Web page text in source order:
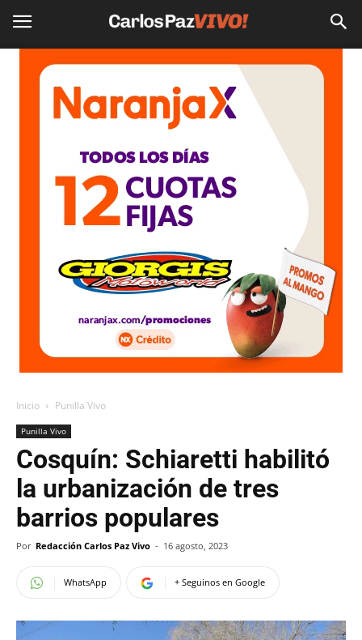
Inicio Punilla Vivo
Punilla Vivo
Cosquín: Schiaretti habilitó
la urbanización de tres
barrios populares
Por Redacción Carlos Paz Vivo - 16 agosto, 2023
WhatsApp + Seguinos en Google